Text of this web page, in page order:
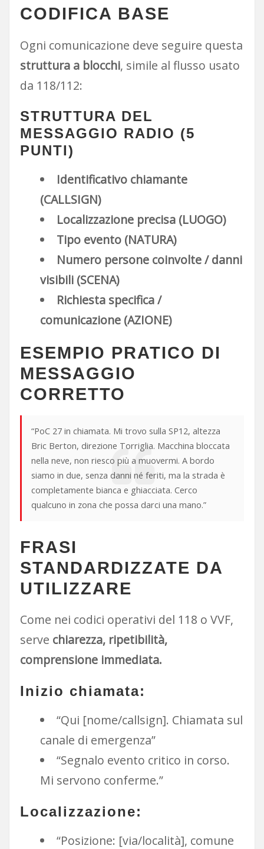
CODIFICA BASE
Ogni comunicazione deve seguire questa
struttura a blocchi, simile al flusso usato
da 118/112:
STRUTTURA DEL
MESSAGGIO RADIO (5
PUNTI)
Identificativo chiamante
(CALLSIGN)
Localizzazione precisa (LUOGO)
Tipo evento (NATURA)
Numero persone coinvolte / danni
visibili (SCENA)
Richiesta specifica /
comunicazione (AZIONE)
ESEMPIO PRATICO DI
MESSAGGIO
CORRETTO
“PoC 27 in chiamata. Mi trovo sulla SP12, altezza
Bric Berton, direzione Torriglia. Macchina bloccata
nella neve, non riesco più a muovermi. A bordo
siamo in due, senza danni né feriti, ma la strada è
completamente bianca e ghiacciata. Cerco
qualcuno in zona che possa darci una mano.”
FRASI
STANDARDIZZATE DA
UTILIZZARE
Come nei codici operativi del 118 o VVF,
serve chiarezza, ripetibilità,
comprensione immediata.
Inizio chiamata:
“Qui [nome/callsign]. Chiamata sul
canale di emergenza”
“Segnalo evento critico in corso.
Mi servono conferme.”
Localizzazione:
“Posizione: [via/località], comune